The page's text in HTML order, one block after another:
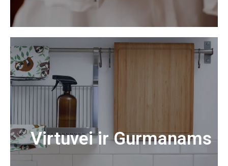
Virtuvei ir Gurmanams